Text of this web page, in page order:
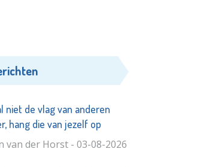
niet de vlag van anderen
hang die van jezelf op
van der Horst - 03-08-2026